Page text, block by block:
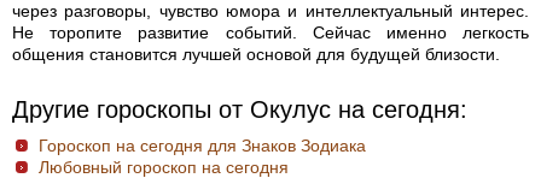
через разговоры, чувство юмора и интеллектуальный интерес.
Не торопите развитие событий. Сейчас именно легкость
общения становится лучшей основой для будущей близости.
Другие гороскопы от Окулус на сегодня:
Гороскоп на сегодня для Знаков Зодиака
Любовный гороскоп на сегодня